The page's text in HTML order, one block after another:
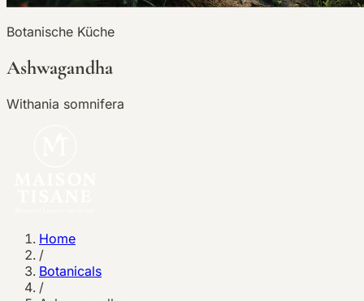
Botanische Küche
Ashwagandha
Withania somnifera
Home
/
Botanicals
/